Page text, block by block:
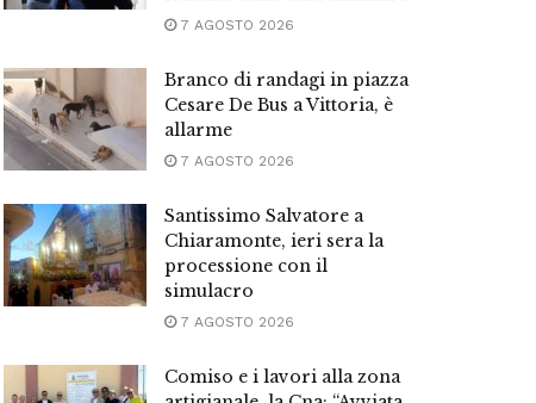
7 AGOSTO 2026
Branco di randagi in piazza
Cesare De Bus a Vittoria, è
allarme
7 AGOSTO 2026
Santissimo Salvatore a
Chiaramonte, ieri sera la
processione con il
simulacro
7 AGOSTO 2026
Comiso e i lavori alla zona